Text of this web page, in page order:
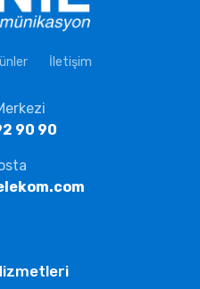
İletişim
90 90